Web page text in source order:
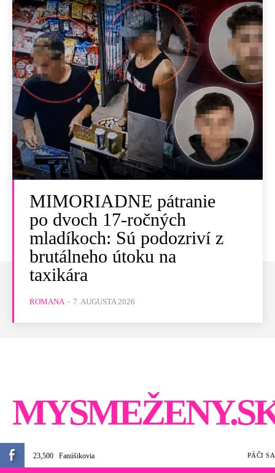
MIMORIADNE pátranie
po dvoch 17-ročných
mladíkoch: Sú podozriví z
brutálneho útoku na
taxikára
ROMANA - 7. AUGUSTA 2026
23,500 Fanúšikovia PÁČI SA